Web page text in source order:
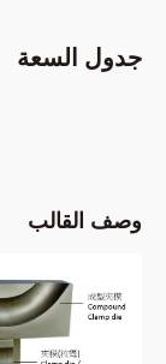
جدول السعة
وصف القالب